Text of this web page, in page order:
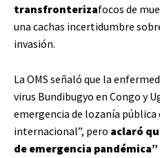
transfronterizafocos de
una cachas incertidumbre
invasión.
La OMS señaló que la
virus Bundibugyo en Congo y
emergencia de lozanía
internacional”, pero aclaró
de emergencia